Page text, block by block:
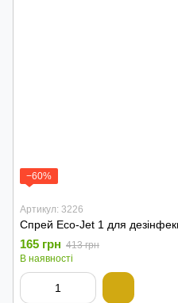
−60%
Артикул: 3226
Спрей Eco-Jet 1 для
165 грн 413 грн
В наявності